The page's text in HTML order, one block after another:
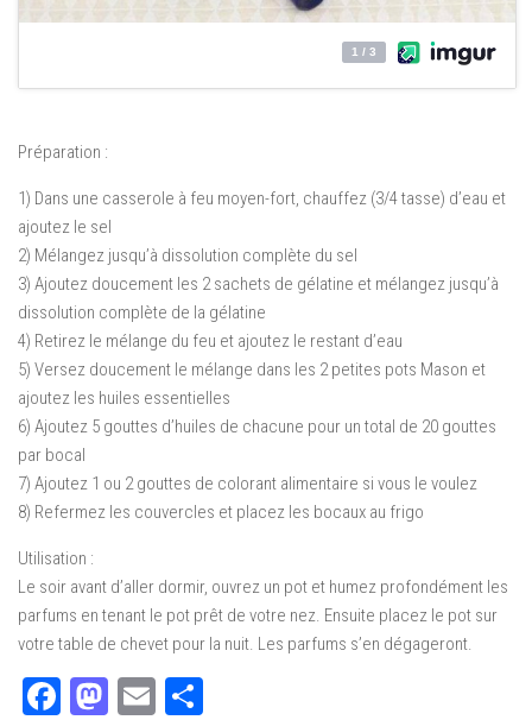
Préparation :
1) Dans une casserole à feu moyen-fort, chauffez (3/4 tasse) d’eau et
ajoutez le sel
2) Mélangez jusqu’à dissolution complète du sel
3) Ajoutez doucement les 2 sachets de gélatine et mélangez jusqu’à
dissolution complète de la gélatine
4) Retirez le mélange du feu et ajoutez le restant d’eau
5) Versez doucement le mélange dans les 2 petites pots Mason et
ajoutez les huiles essentielles
6) Ajoutez 5 gouttes d’huiles de chacune pour un total de 20 gouttes
par bocal
7) Ajoutez 1 ou 2 gouttes de colorant alimentaire si vous le voulez
8) Refermez les couvercles et placez les bocaux au frigo
Utilisation :
Le soir avant d’aller dormir, ouvrez un pot et humez profondément les
parfums en tenant le pot prêt de votre nez. Ensuite placez le pot sur
votre table de chevet pour la nuit. Les parfums s’en dégageront.
Facebook
Mastodon
Email